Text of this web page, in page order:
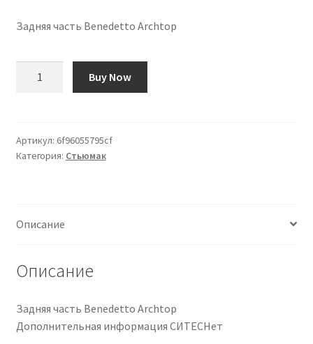
Задняя часть Benedetto Archtop
Archtop
Buy Now
Артикул: 6f96055795cf
Категория: Стьюмак
Описание
Описание
Задняя часть Benedetto Archtop
Дополнительная информация СИТЕСНет